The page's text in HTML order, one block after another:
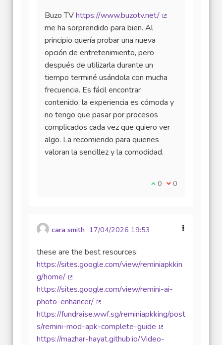
Buzo TVhttps://www.buzotv.net/
me ha sorprendido para bien. Al
principio quería probar una nueva
opción de entretenimiento, pero
después de utilizarla durante un
tiempo terminé usándola con mucha
frecuencia. Es fácil encontrar
contenido, la experiencia es cómoda y
no tengo que pasar por procesos
complicados cada vez que quiero ver
algo. La recomiendo para quienes
valoran la sencillez y la comodidad.
Je suis d'accord avec
0 Je ne suis pas
0
cara smith 17/04/2026 19:53
these are the best resources:
https://sites.google.com/view/reminiapkkin
g/home/
(Lien externe)
https://sites.google.com/view/remini-ai-
photo-enhancer/
(Lien externe)
https://fundraise.wwf.sg/reminiapkking/post
s/remini-mod-apk-complete-guide
(Lien externe)
https://mazhar-hayat.github.io/Video-